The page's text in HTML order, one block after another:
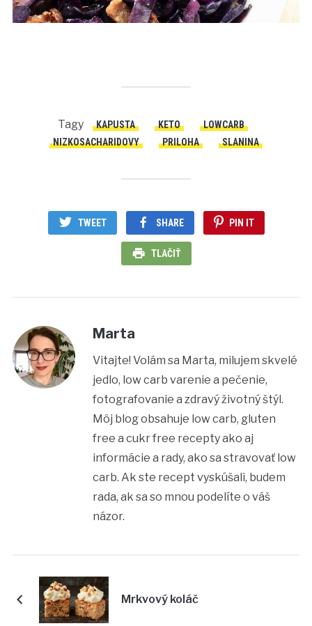
Tagy KAPUSTA KETO
LOWCARB
NIZKOSACHARIDOVY
PRILOHA SLANINA
TWEET SHARE PIN IT
TLAČIŤ
Marta
Vitajte! Volám sa Marta, milujem skvelé
jedlo, low carb varenie a pečenie,
fotografovanie a zdravý životný štýl.
Môj blog obsahuje low carb, gluten
free a cukr free recepty ako aj
informácie a rady, ako sa stravovať low
carb. Ak ste recept vyskúšali, budem
rada, ak sa so mnou podelíte o váš
názor.
Mrkvový koláč